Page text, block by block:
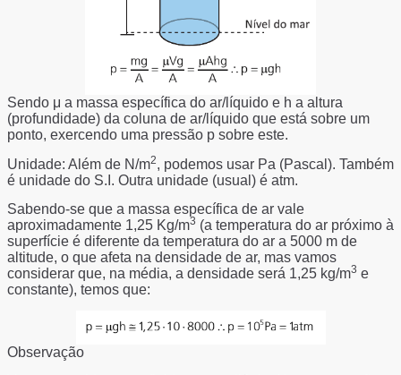
Sendo μ a massa específica do ar/líquido e h a altura
(profundidade) da coluna de ar/líquido que está sobre um
ponto, exercendo uma pressão p sobre este.
Unidade: Além de N/m2, podemos usar Pa (Pascal). Também
é unidade do S.I. Outra unidade (usual) é atm.
Sabendo-se que a massa específica de ar vale
aproximadamente 1,25 Kg/m3 (a temperatura do ar próximo à
superfície é diferente da temperatura do ar a 5000 m de
altitude, o que afeta na densidade de ar, mas vamos
considerar que, na média, a densidade será 1,25 kg/m3 e
constante), temos que:
Observação